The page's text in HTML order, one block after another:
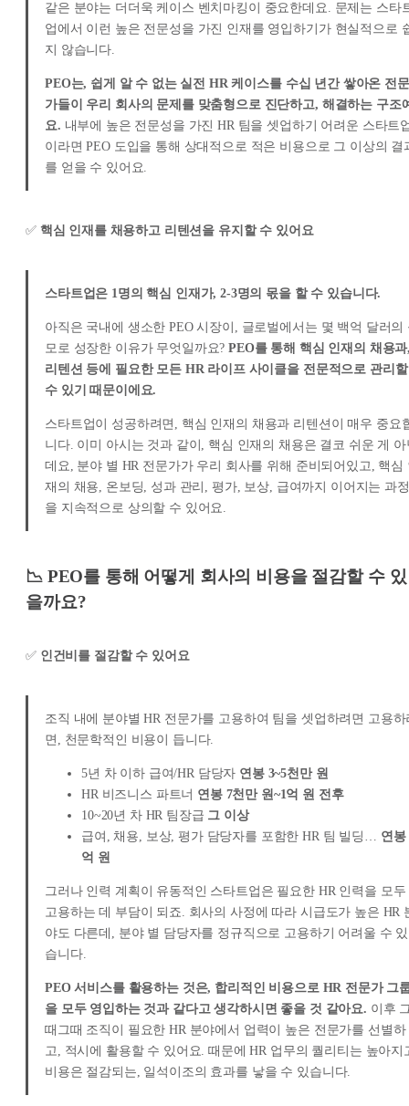
같은 분야는 더더욱 케이스 벤치마킹이 중요한데요. 문제는 스타
업에서 이런 높은 전문성을 가진 인재를 영입하기가 현실적으로
지 않습니다.
PEO는, 쉽게 알 수 없는 실전 HR 케이스를 수십 년간 쌓아온 전문
가들이 우리 회사의 문제를 맞춤형으로 진단하고, 해결하는 구조
요. 내부에 높은 전문성을 가진 HR 팀을 셋업하기 어려운 스타트
이라면 PEO 도입을 통해 상대적으로 적은 비용으로 그 이상의 결
를 얻을 수 있어요.
✅ 핵심 인재를 채용하고 리텐션을 유지할 수 있어요
스타트업은 1명의 핵심 인재가, 2-3명의 몫을 할 수 있습니다.
아직은 국내에 생소한 PEO 시장이, 글로벌에서는 몇 백억 달러의
모로 성장한 이유가 무엇일까요? PEO를 통해 핵심 인재의 채용
리텐션 등에 필요한 모든 HR 라이프 사이클을 전문적으로 관리할
수 있기 때문이에요.
스타트업이 성공하려면, 핵심 인재의 채용과 리텐션이 매우 중요
니다. 이미 아시는 것과 같이, 핵심 인재의 채용은 결코 쉬운 게 아
데요, 분야 별 HR 전문가가 우리 회사를 위해 준비되어있고, 핵심
재의 채용, 온보딩, 성과 관리, 평가, 보상, 급여까지 이어지는 과정
을 지속적으로 상의할 수 있어요.
📉 PEO를 통해 어떻게 회사의 비용을 절감할 수 있
을까요?
✅ 인건비를 절감할 수 있어요
조직 내에 분야별 HR 전문가를 고용하여 팀을 셋업하려면 고용하
면, 천문학적인 비용이 듭니다.
5년 차 이하 급여/HR 담당자 연봉 3~5천만 원
HR 비즈니스 파트너 연봉 7천만 원~1억 원 전후
10~20년 차 HR 팀장급 그 이상
급여, 채용, 보상, 평가 담당자를 포함한 HR 팀 빌딩… 연봉
억 원
그러나 인력 계획이 유동적인 스타트업은 필요한 HR 인력을 모두
고용하는 데 부담이 되죠. 회사의 사정에 따라 시급도가 높은 HR
야도 다른데, 분야 별 담당자를 정규직으로 고용하기 어려울 수 있
습니다.
PEO 서비스를 활용하는 것은, 합리적인 비용으로 HR 전문가 그
을 모두 영입하는 것과 같다고 생각하시면 좋을 것 같아요. 이후
때그때 조직이 필요한 HR 분야에서 업력이 높은 전문가를 선별하
고, 적시에 활용할 수 있어요. 때문에 HR 업무의 퀄리티는 높아지
비용은 절감되는, 일석이조의 효과를 낳을 수 있습니다.